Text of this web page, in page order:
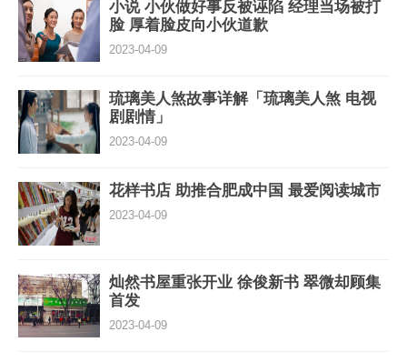
小说 小伙做好事反被诬陷 经理当场被打
脸 厚着脸皮向小伙道歉
2023-04-09
琉璃美人煞故事详解「琉璃美人煞 电视
剧剧情」
2023-04-09
花样书店 助推合肥成中国 最爱阅读城市
2023-04-09
灿然书屋重张开业 徐俊新书 翠微却顾集
首发
2023-04-09